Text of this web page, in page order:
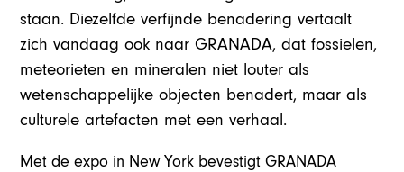
staan. Diezelfde verfijnde benadering vertaalt
zich vandaag ook naar GRANADA, dat fossielen,
meteorieten en mineralen niet louter als
wetenschappelijke objecten benadert, maar als
culturele artefacten met een verhaal.
Met de expo in New York bevestigt GRANADA